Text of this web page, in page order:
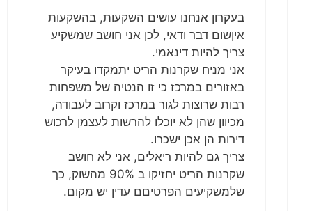
בעקרון אנחנו עושים השקעות, בהשקעות
איןשום דבר ודאי, לכן אני חושב שמשקיע
צריך להיות דינאמי.
אני מניח שקרנות הריט יתמקדו בעיקר
באזורים במרכז כי זו הנטיה של משפחות
רבות שרוצות לגור במרכז וקרוב לעבודה,
מכיוון שהן לא יוכלו להרשות לעצמן לרכוש
דירות הן אכן ישכרו.
צריך גם להיות ריאלים, אני לא חושב
שקרנות הריט יחזיקו ב 90% מהשוק, כך
שלמשקיעים הפרטיםם עדין יש מקום.